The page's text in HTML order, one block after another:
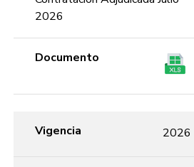
2026
Documento
Vigencia 2026